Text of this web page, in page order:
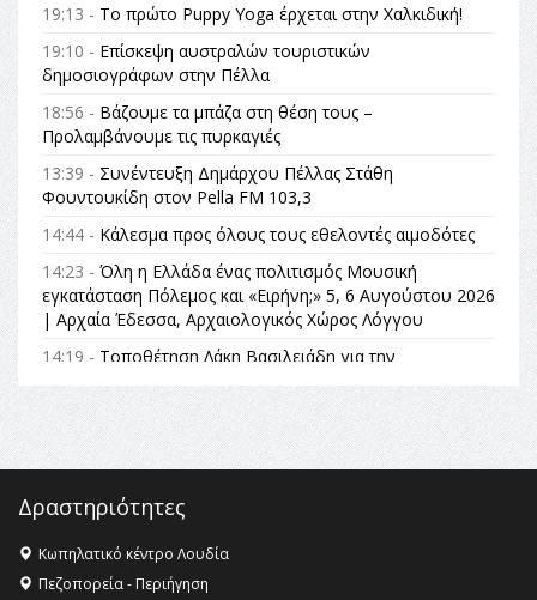
19:13 - Το πρώτο Puppy Yoga έρχεται στην Χαλκιδική!
19:10 - Επίσκεψη αυστραλών τουριστικών
δημοσιογράφων στην Πέλλα
18:56 - Βάζουμε τα μπάζα στη θέση τους –
Προλαμβάνουμε τις πυρκαγιές
13:39 - Συνέντευξη Δημάρχου Πέλλας Στάθη
Φουντουκίδη στον Pella FM 103,3
14:44 - Κάλεσμα προς όλους τους εθελοντές αιμοδότες
14:23 - Όλη η Ελλάδα ένας πολιτισμός Μουσική
εγκατάσταση Πόλεμος και «Ειρήνη;» 5, 6 Αυγούστου 2026
| Αρχαία Έδεσσα, Αρχαιολογικός Χώρος Λόγγου
14:19 - Τοποθέτηση Λάκη Βασιλειάδη για την
Αναθεώρηση του Συντάγματος: «Σε τέτοιες κορυφαίες
θεσμικές διαδικασίες υπάρχει μόνο η ευθύνη απέναντι
στις επόμενες γενιές»
16:35 -Το πρόγραμμα του ΠΑΟΚ στον δεύτερο γύρο του
16:27 - Όλυμπος: Εντάχθηκε στον Κατάλογο Παγκόσμιας
Κληρονομιάς της UNESCO – Ομόφωνη η απόφαση Ο
Όλυμπος αναγνωρίστηκε ως φυσικό και πολιτιστικό
Δραστηριότητες
Κωπηλατικό κέντρο Λουδία
Πεζοπορεία - Περιήγηση